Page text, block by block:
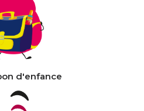
d'enfance